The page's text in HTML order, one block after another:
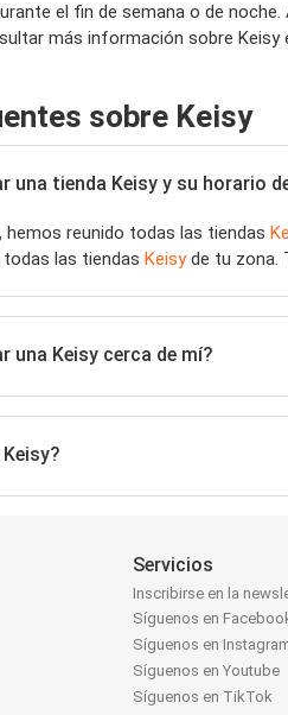
el fin de semana o de
más información sobre Keisy
sobre Keisy
una tienda Keisy y su horario
hemos reunido todas las tiendas
las tiendas Keisyde tu zona.
una Keisy cerca de mí?
Servicios
Inscribirse en la
Síguenos en
Síguenos en
Síguenos en Youtube
Síguenos en TikTok